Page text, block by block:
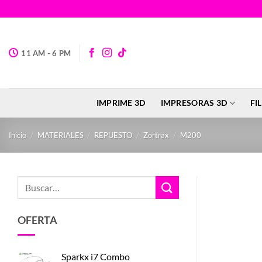
al
11 AM - 6 PM
IMPRIME 3D IMPRESORAS 3D
Inicio / MATERIALES / REPUESTO / Zortrax / M200
OFERTA
Sparkx i7 Combo